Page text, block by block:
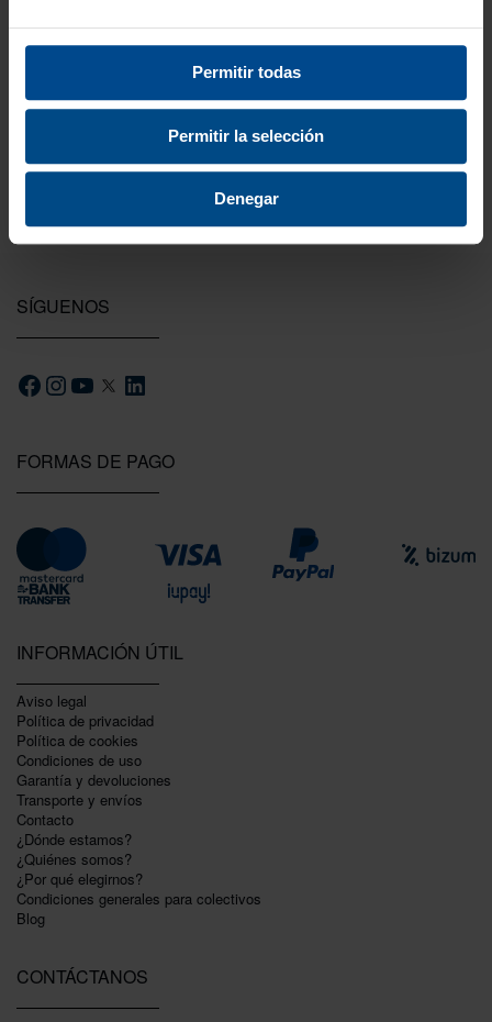
Permitir todas
Permitir la selección
Denegar
Compra con total tranquilidad.
Testeamos los productos
probadas por nuestro equipo.
FORMAS DE PAGO
INFORMACIÓN ÚTIL
Aviso legal
Política de privacidad
Polí­tica de cookies
Condiciones de uso
Garantí­a y devoluciones
Transporte y envíos
Contacto
¿Dónde estamos?
¿Quiénes somos?
¿Por qué elegirnos?
Condiciones generales para colectivos
Blog
CONTÁCTANOS
SÍGUENOS